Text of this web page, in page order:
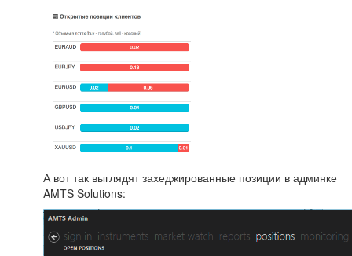
А вот так выглядят захеджированные позиции в админке
AMTS Solutions: